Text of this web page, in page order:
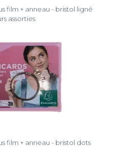
film + anneau - bristol ligné
assorties
film + anneau - bristol dots